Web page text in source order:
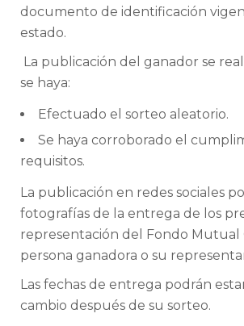
documento de identificación
estado.
La publicación del ganador se
se haya:
Efectuado el sorteo aleatorio.
Se haya corroborado el
requisitos.
La publicación en redes sociales
fotografías de la entrega de los
representación del Fondo Mutual
persona ganadora o su
Las fechas de entrega podrán
cambio después de su sorteo.